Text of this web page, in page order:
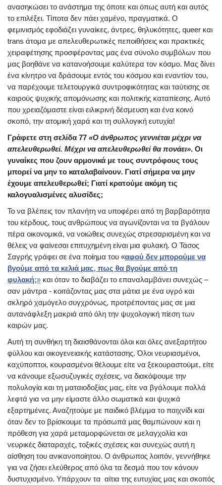
ανασηκώσει το ανάστημα της όποτε και όπως αυτή και αυτός
το επιλέξει. Τίποτα δεν πάει χαμένο, πραγματικά. Ο
φεμινισμός εφοδιάζει γυναίκες, άντρες, θηλυκότητες, queer και
trans άτομα με απελευθερωτικές πεποιθήσεις και πρακτικές
χειραφέτησης προσφέροντας μας ένα σύνολο συμβόλων που
μας βοηθάνε να κατανοήσουμε καλύτερα τον κόσμο. Μας δίνει
ένα κίνητρο να δράσουμε εντός του κόσμου και εναντίον του,
να παρέχουμε τελετουργικά συντροφικότητας και ταύτισης σε
καιρούς ψυχικής απομόνωσης και πολιτικής καταπίεσης. Αυτό
που χρειαζόμαστε είναι ειλικρινή δέσμευση και ένα κοινό
σκοπό, την ατομική χαρά και τη συλλογική ευτυχία!
Γράφετε στη σελίδα 77 «Ο άνθρωπος γεννιέται μέχρι να
απελευθερωθεί. Μέχρι να απελευθερωθεί θα πονάει». Οι
γυναίκες που ζουν αρμονικά με τους συντρόφους τους
μπορεί να μην το καταλαβαίνουν. Γιατί σήμερα να μην
έχουμε απελευθερωθεί; Γιατί κρατούμε ακόμη τις
καλογυαλισμένες αλυσίδες;
Το να βλέπεις τον πλανήτη να υποφέρει από τη βαρβαρότητα
του κέρδους, τους ανθρώπους να αγωνίζονται να τα βγάλουν
πέρα οικονομικά, να νοιώθεις συνεχώς στρεσαρισμένη και να
θέλεις να φαίνεσαι επιτυχημένη είναι μια φυλακή. Ο Τάσος
Σαγρής γράφει σε ένα ποίημα του «αφού δεν μπορούμε να
βγούμε από τα κελιά μας, πως θα βγούμε από τη
φυλακή;» και όταν το διαβάζει το επαναλαμβάνει συνεχώς –
σαν μάντρα - κοιτάζοντας μας στα μάτια με ένα υγρό και
σκληρό χαμόγελο συγχρόνως, προτρέποντας μας σε μια
αυτανάφλεξη μακριά από όλη την ψυχολογική πίεση των
καιρών μας.
Αυτή τη συνθήκη τη διαισθάνονται όλοι και όλες ανεξαρτήτου
φύλλου και οικογενειακής κατάστασης. Όλοι νευριασμένοι,
καχύποπτοι, κουρασμένοι θέλουμε είτε να ξεκουραστούμε, είτε
να κάνουμε εξωσυζυγικές σχέσεις, να διακόψουμε την
πολυλογία και τη ματαιοδοξίας μας, είτε να βγάλουμε πολλά
λεφτά για να μην είμαστε άλλο σωματικά και ψυχικά
εξαρτημένες. Αναζητούμε με παιδικό βλέμμα το παιχνίδι και
όταν δεν το βρίσκουμε τα πρόσωπά μας θαμπώνουν και η
πρόθεση για χαρά μεταμορφώνεται σε μελαγχολία και
νευρικές διαταραχές, τοξικές σχέσεις και συνεχώς αυτή η
αίσθηση του ανικανοποίητου. Ο άνθρωπος λοιπόν, γεννήθηκε
για να ζήσει ελεύθερος από όλα τα δεσμά που τον κάνουν
δυστυχισμένο. Υπάρχουν τα αίτια της ευτυχίας μας και σκοπός